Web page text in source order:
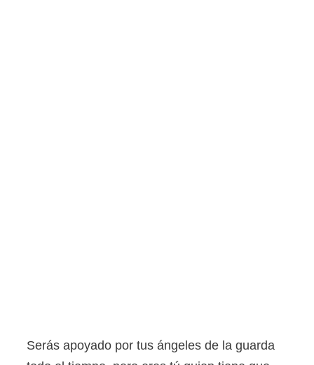
Serás apoyado por tus ángeles de la guarda